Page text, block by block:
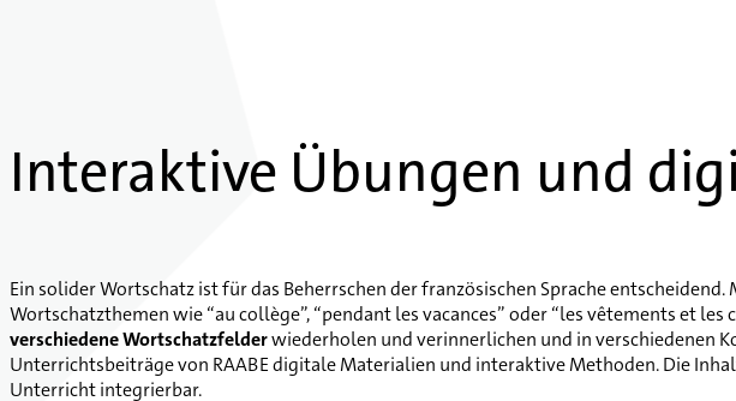
Interaktive Übungen und
Ein solider Wortschatz ist für das Beherrschen der französischen Sprache
Wortschatzthemen wie “au collège”, “pendant les vacances” oder “les vêtements et
verschiedene Wortschatzfelderwiederholen und verinnerlichen und in verschiedenen
Unterrichtsbeiträge von RAABE digitale Materialien und interaktive Methoden. Die
Unterricht integrierbar.